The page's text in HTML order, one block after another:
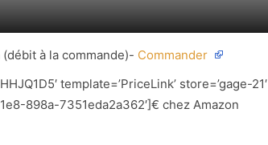
à la commande)- Commander
template=’PriceLink’ store=’gage-21′
898a-7351eda2a362′]€ chez Amazon